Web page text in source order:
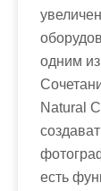
одним
Natural
есть